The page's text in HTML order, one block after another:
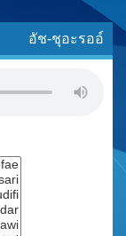
อัช-ชุอะรออ์